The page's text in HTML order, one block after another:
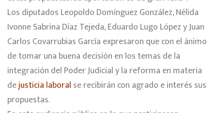
Los diputados Leopoldo Domínguez González, Nélida
Ivonne Sabrina Díaz Tejeda, Eduardo Lugo López y Juan
Carlos Covarrubias García expresaron que con el ánimo
de tomar una buena decisión en los temas de la
integración del Poder Judicial y la reforma en materia
dejusticia laboral se recibirán con agrado e interés sus
propuestas.